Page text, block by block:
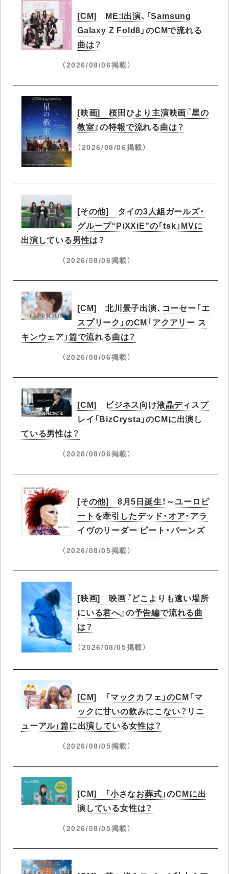
[CM] ME:I出演、「Samsung
Galaxy Z Fold8」のCMで流れる
曲は？
（2026/08/06掲載）
[映画] 桜田ひより主演映画『星の
教室』の特報で流れる曲は？
（2026/08/06掲載）
[その他] タイの3人組ガールズ・
グループ“PiXXiE”の「tsk」MVに
出演している男性は？
（2026/08/06掲載）
[CM] 北川景子出演、コーセー「エ
スプリーク」のCM「アクアリー ス
キンウェア」篇で流れる曲は？
（2026/08/06掲載）
[CM] ビジネス向け液晶ディスプ
レイ「BizCrysta」のCMに出演し
ている男性は？
（2026/08/06掲載）
[その他] 8月5日誕生！～ユーロビ
ートを牽引したデッド・オア・アラ
イヴのリーダー ピート・バーンズ
（2026/08/05掲載）
[映画] 映画『どこよりも遠い場所
にいる君へ』の予告編で流れる曲
は？
（2026/08/05掲載）
[CM] 「マックカフェ」のCM「マ
ックに甘いの飲みにこない？リニ
ューアル」篇に出演している女性は？
（2026/08/05掲載）
[CM] 「小さなお葬式」のCMに出
演している女性は？
（2026/08/05掲載）